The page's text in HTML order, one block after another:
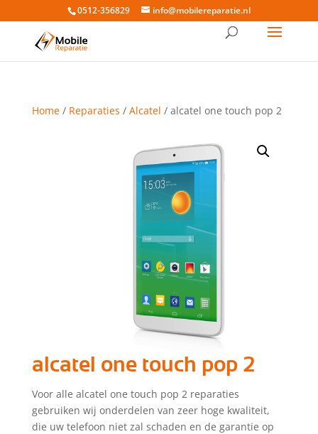
0512-356829 info@mobilereparatie.nl
Home/ Reparaties / Alcatel / alcatel one touch pop 2
alcatel one touch pop 2
Voor alle alcatel one touch pop 2 reparaties
gebruiken wij onderdelen van zeer hoge kwaliteit,
die uw telefoon niet zal schaden en de garantie op